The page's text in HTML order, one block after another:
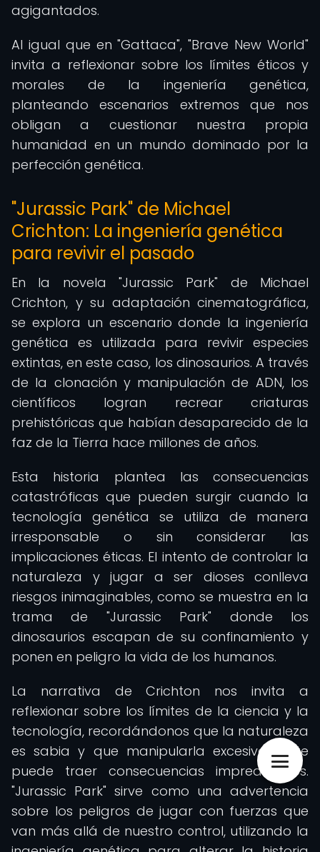
agigantados.
Al igual que en "Gattaca", "Brave New World"
invita a reflexionar sobre los límites éticos y
morales de la ingeniería genética,
planteando escenarios extremos que nos
obligan a cuestionar nuestra propia
humanidad en un mundo dominado por la
perfección genética.
"Jurassic Park" de Michael
Crichton: La ingeniería genética
para revivir el pasado
En la novela "Jurassic Park" de Michael
Crichton, y su adaptación cinematográfica,
se explora un escenario donde la ingeniería
genética es utilizada para revivir especies
extintas, en este caso, los dinosaurios. A través
de la clonación y manipulación de ADN, los
científicos logran recrear criaturas
prehistóricas que habían desaparecido de la
faz de la Tierra hace millones de años.
Esta historia plantea las consecuencias
catastróficas que pueden surgir cuando la
tecnología genética se utiliza de manera
irresponsable o sin considerar las
implicaciones éticas. El intento de controlar la
naturaleza y jugar a ser dioses conlleva
riesgos inimaginables, como se muestra en la
trama de "Jurassic Park" donde los
dinosaurios escapan de su confinamiento y
ponen en peligro la vida de los humanos.
La narrativa de Crichton nos invita a
reflexionar sobre los límites de la ciencia y la
tecnología, recordándonos que la naturaleza
es sabia y que manipularla excesivamente
puede traer consecuencias impredecibles.
"Jurassic Park" sirve como una advertencia
sobre los peligros de jugar con fuerzas que
van más allá de nuestro control, utilizando la